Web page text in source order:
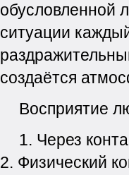
обусловленной
ситуации
создаётся
Восприятие
1. Через
2. Физический